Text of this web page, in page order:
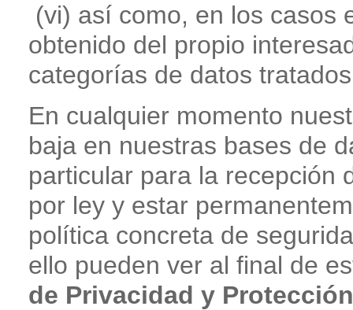
(vi) así como, en los casos
obtenido del propio
categorías de datos
En cualquier momento
baja en nuestras bases de
particular para la recepción
por ley y estar
política concreta de
ello pueden ver al final de
de Privacidad y